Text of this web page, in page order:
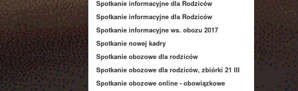
Spotkanie informacyjne dla Rodziców
Spotkanie informacyjne dla Rodziców
Spotkanie informacyjne ws. obozu 2017
Spotkanie nowej kadry
Spotkanie obozowe dla rodziców
Spotkanie obozowe dla rodziców, zbiórki 21 III
Spotkanie obozowe online - obowiązkowe